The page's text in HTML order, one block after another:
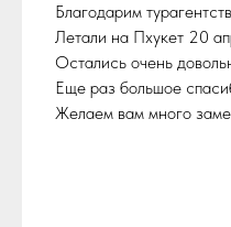
Благодарим
Летали на Пхукет 20
Остались очень
Еще раз большое
Желаем вам много